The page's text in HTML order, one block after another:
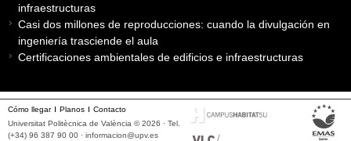
infraestructuras
Casi dos millones de reproducciones: cuando la divulgación en
ingeniería trasciende el aula
Certificaciones ambientales de edificios e infraestructuras
Cómo llegar Planos
Contacto
Universitat Politècnica de València © 2026 · Tel.
(+34) 96 387 90 00 · informacion@upv.es